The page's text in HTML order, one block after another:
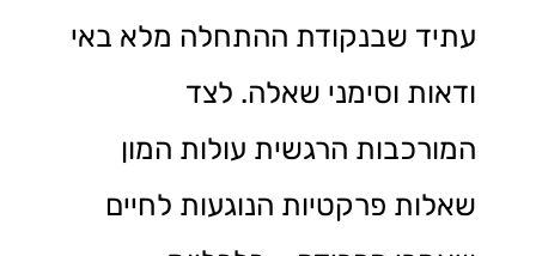
עתיד שבנקודת ההתחלה מלא באי
ודאות וסימני שאלה. לצד
המורכבות הרגשית עולות המון
שאלות פרקטיות הנוגעות לחיים